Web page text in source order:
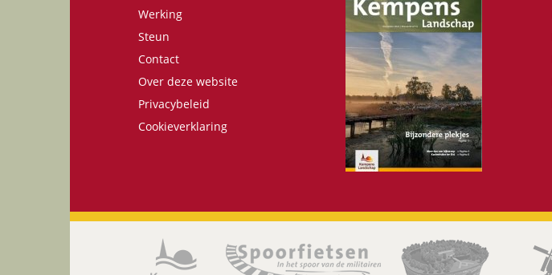
Werking
Steun
Contact
Over deze website
Privacybeleid
Cookieverklaring